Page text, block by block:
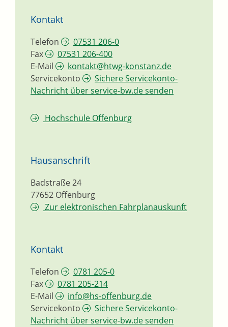
Kontakt
Telefon
07531 206-0
Fax
07531 206-400
E-Mail
kontakt@htwg-konstanz.de
Servicekonto
Sichere Servicekonto-
Nachricht über service-bw.de senden
Hochschule Offenburg
Hausanschrift
Badstraße 24
77652 Offenburg
Zur elektronischen Fahrplanauskunft
Kontakt
Telefon
0781 205-0
Fax
0781 205-214
E-Mail
info@hs-offenburg.de
Servicekonto
Sichere Servicekonto-
Nachricht über service-bw.de senden